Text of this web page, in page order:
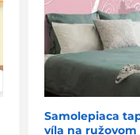
Samolepiaca
víla na